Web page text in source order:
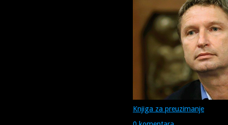
Knjiga za preuzimanje